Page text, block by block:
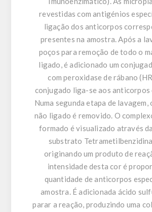
revestidas com antigénios
ligação dos anticorpos
presentes na amostra. Após a
poços para remoção de todo o
ligado, é adicionado um
com peroxidase de rábano
conjugado liga-se aos anticorpos
Numa segunda etapa de lavagem,
não ligado é removido. O
formado é visualizado através
substrato
originando um produto de
intensidade desta cor é
quantidade de anticorpos
amostra. É adicionada ácido
parar a reação, produzindo uma